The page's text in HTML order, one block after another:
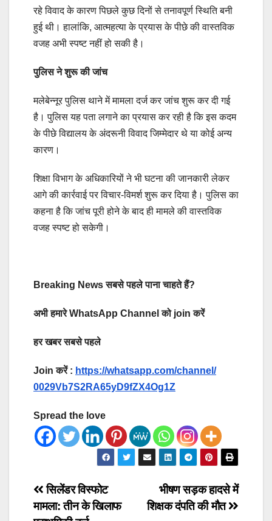
रहे विवाद के कारण पिछले कुछ दिनों से तनावपूर्ण स्थिति बनी
हुई थी। हालांकि, आत्महत्या के प्रयास के पीछे की वास्तविक
वजह अभी स्पष्ट नहीं हो सकी है।
पुलिस ने शुरू की जांच
मलेबेन्नूर पुलिस थाने में मामला दर्ज कर जांच शुरू कर दी गई
है। पुलिस यह पता लगाने का प्रयास कर रही है कि इस कदम
के पीछे विद्यालय के अंदरूनी विवाद जिम्मेदार थे या कोई अन्य
कारण।
शिक्षा विभाग के अधिकारियों ने भी घटना की जानकारी लेकर
आगे की कार्रवाई पर विचार-विमर्श शुरू कर दिया है। पुलिस का
कहना है कि जांच पूरी होने के बाद ही मामले की वास्तविक
वजह स्पष्ट हो सकेगी।
Breaking News सबसे पहले पाना चाहते हैं?
अभी हमारे WhatsApp Channel को join करें
हर खबर सबसे पहले
Join करें : https://whatsapp.com/channel/
0029Vb7S2RA65yD9fZX4Og1Z
Spread the love
Post
भीषण सड़क हादसे में
शिक्षक दंपति की मौत
सिलेंडर विस्फोट
मामला: तीन के खिलाफ